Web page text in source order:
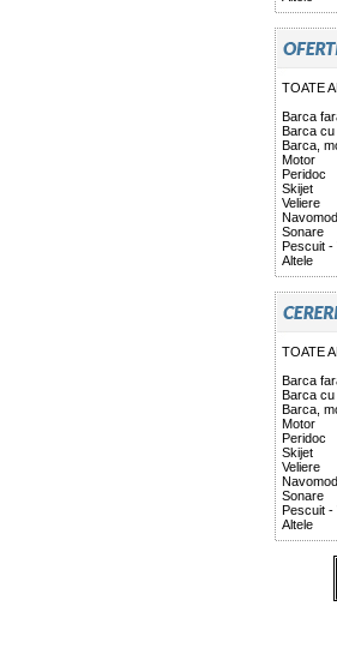
TOATE
Barca
Barca cu
Barca,
Motor
Peridoc
Skijet
Veliere
Sonare
Pescuit -
Altele
TOATE
Barca
Barca cu
Barca,
Motor
Peridoc
Skijet
Veliere
Sonare
Pescuit -
Altele